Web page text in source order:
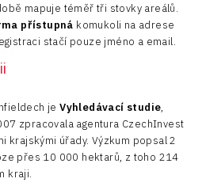
mapuje téměř tři stovky areálů.
přístupná komukoli na adrese
stačí pouze jméno a email.
jeVyhledávací studie,
zpracovala agentura CzechInvest
krajskými úřady. Výzkum popsal 2
přes 10 000 hektarů, z toho 214
kraji.